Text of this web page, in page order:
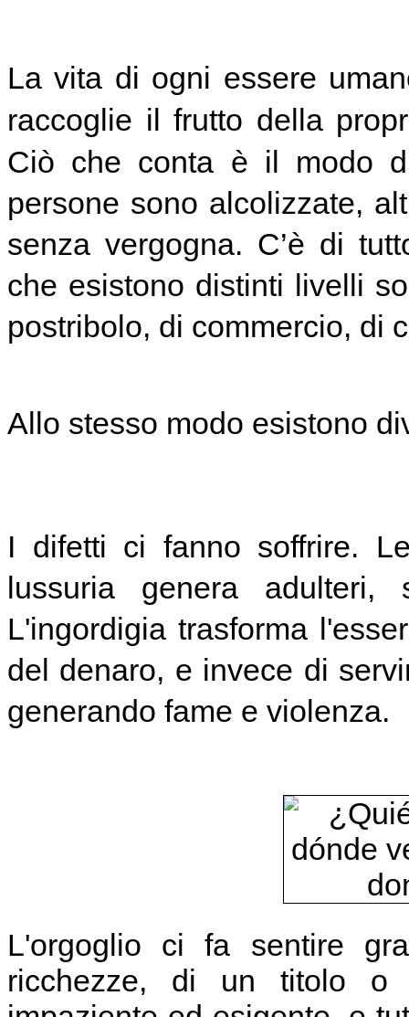
La vita di ogni essere
raccoglie il frutto della
Ciò che conta è il modo
persone sono alcolizzate,
senza vergogna. C’è di
che esistono distinti livelli
postribolo, di commercio, di
Allo stesso modo esistono
I difetti ci fanno soffrire.
lussuria genera adulteri,
L'ingordigia trasforma
del denaro, e invece di
generando fame e violenza.
L'orgoglio ci fa sentire
ricchezze, di un titolo o